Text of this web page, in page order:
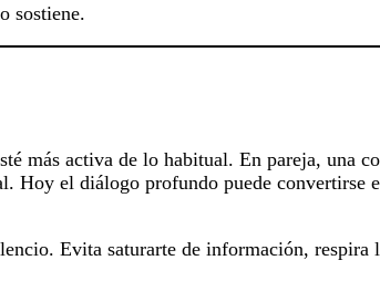
sostiene.
más activa de lo habitual. En pareja,
Hoy el diálogo profundo puede convertirse
Evita saturarte de información,